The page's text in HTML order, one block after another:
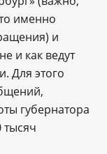
именно
и
и как ведут
Для этого
губернатора
тысяч